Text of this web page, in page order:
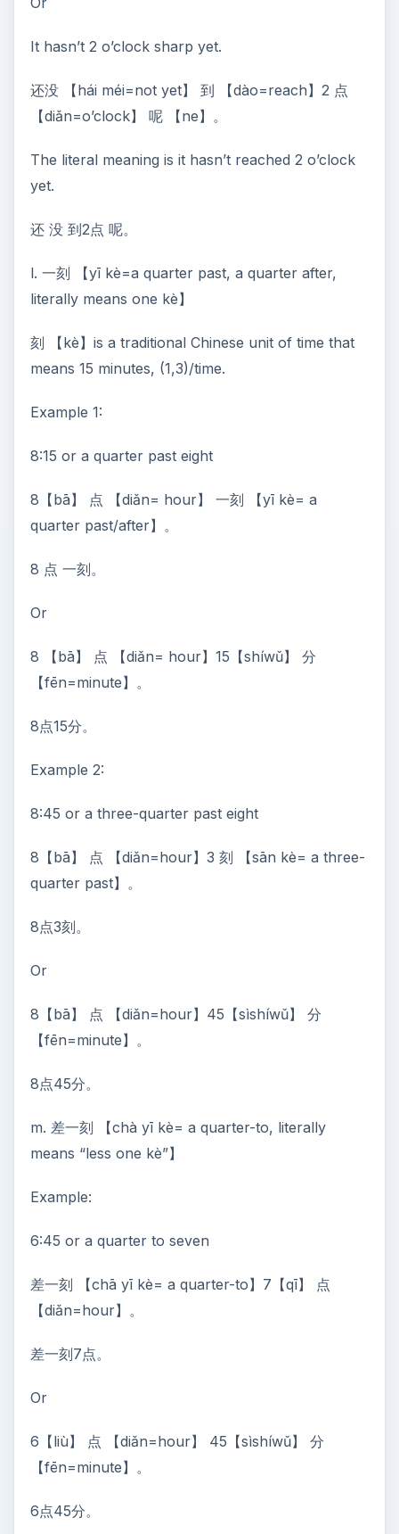
It hasn’t 2 o’clock sharp yet.
还没 【hái méi=not yet】 到 【dào=reach】2 点
【diǎn=o’clock】 呢 【ne】。
The literal meaning is it hasn’t reached 2 o’clock
yet.
还 没 到2点 呢。
l. 一刻 【yī kè=a quarter past, a quarter after,
literally means one kè】
刻 【kè】is a traditional Chinese unit of time that
means 15 minutes, (1,3)/time.
Example 1:
8:15 or a quarter past eight
8【bā】 点 【diǎn= hour】 一刻 【yī kè= a
quarter past/after】。
8 点 一刻。
Or
8 【bā】 点 【diǎn= hour】15【shíwǔ】 分
【fēn=minute】。
8点15分。
Example 2:
8:45 or a three-quarter past eight
8【bā】 点 【diǎn=hour】3 刻 【sān kè= a three-
quarter past】。
8点3刻。
Or
8【bā】 点 【diǎn=hour】45【sìshíwǔ】 分
【fēn=minute】。
8点45分。
m. 差一刻 【chà yī kè= a quarter-to, literally
means “less one kè”】
Example:
6:45 or a quarter to seven
差一刻 【chā yī kè= a quarter-to】7【qī】 点
【diǎn=hour】。
差一刻7点。
Or
6【liù】 点 【diǎn=hour】 45【sìshíwǔ】 分
【fēn=minute】。
6点45分。